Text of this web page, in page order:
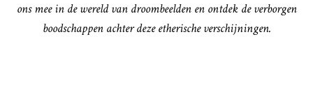
ons mee in de wereld van droombeelden en ontdek de verborgen
boodschappen achter deze etherische verschijningen.